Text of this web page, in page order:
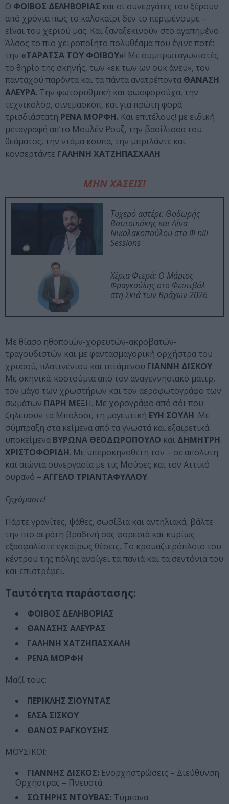
Ο ΦΟΙΒΟΣ ΔΕΛΗΒΟΡΙΑΣ και οι συνεργάτες του ξέρουν
από χρόνια πως το καλοκαίρι δεν το περιμένουμε –
είναι του χεριού μας. Και ξαναξεκινούν στο αγαπημένο
Άλσος το πιο χειροποίητο πολυθέαμα που έγινε ποτέ:
την «ΤΑΡΑΤΣΑ ΤΟΥ ΦΟΙΒΟΥ»! Με συμπρωταγωνιστές
το θηρίο της σκηνής, των «εκ των ων ουκ άνευ», τον
πανταχού παρόντα και τα πάντα ανατρέποντα ΘΑΝΑΣΗ
ΑΛΕΥΡΑ. Την φωτορυθμική και φωσφορούχα, την
τεχνικολόρ, σινεμασκόπ, και για πρώτη φορά
τρισδιάστατη ΡΕΝΑ ΜΟΡΦΗ. Και επιτέλους! με ειδική
μεταγραφή απ’το Μουλέν Ρουζ, την βασίλισσα του
θεάματος, την ντάμα κούπα, την μπριλάντε και
κονσερτάντε ΓΑΛΗΝΗ ΧΑΤΖΗΠΑΣΧΑΛΗ
ΜΗΝ ΧΑΣΕΙΣ!
Τυχερό αστέρι: Θοδωρής
Βουτσικάκης και Λίνα
Νικολακοπούλου στο Φ hill
Sessions
Χέρια Φτερά: Ο Μάριος
Φραγκούλης στο Φεστιβάλ
στη Σκιά των Βράχων 2026
Με θίασο ηθοποιών-χορευτών-ακροβατών-
τραγουδιστών και με φαντασμαγορική ορχήστρα του
χρυσού, πλατινένιου και ιπτάμενου ΓΙΑΝΝΗ ΔΙΣΚΟΥ.
Με σκηνικά-κοστούμια από τον αναγεννησιακό μαιτρ,
τον μάγο των χρωστήρων και τον αεροφωτογράφο των
σωμάτων ΠΑΡΗ ΜΕΞΗ. Με χορογράφο από σόι που
ζηλεύουν τα Μπολσόι, τη μαγευτική ΕΥΗ ΣΟΥΛΗ. Με
σύμπραξη στα κείμενα από τα γνωστά και εξαιρετικά
υποκείμενα ΒΥΡΩΝΑ ΘΕΟΔΩΡΟΠΟΥΛΟ και ΔΗΜΗΤΡΗ
ΧΡΙΣΤΟΦΟΡΙΔΗ. Με υπερσκηνοθέτη τον – σε απόλυτη
και αιώνια συνεργασία με τις Μούσες και τον Αττικό
ουρανό – ΑΓΓΕΛΟ ΤΡΙΑΝΤΑΦΥΛΛΟΥ.
Ερχόμαστε!
Πάρτε γρανίτες, ψάθες, σωσίβια και αντηλιακά, βάλτε
την πιο αεράτη βραδινή σας φορεσιά και κυρίως
εξασφαλίστε εγκαίρως θέσεις. Το κρουαζιερόπλοιο του
κέντρου της πόλης ανοίγει τα πανιά και τα σεντόνια του
και επιστρέφει.
Ταυτότητα παράστασης:
ΦΟΙΒΟΣ ΔΕΛΗΒΟΡΙΑΣ
ΘΑΝΑΣΗΣ ΑΛΕΥΡΑΣ
ΓΑΛΗΝΗ ΧΑΤΖΗΠΑΣΧΑΛΗ
ΡΕΝΑ ΜΟΡΦΗ
Μαζί τους:
ΠΕΡΙΚΛΗΣ ΣΙΟΥΝΤΑΣ
ΕΛΣΑ ΣΙΣΚΟΥ
ΘΑΝΟΣ ΡΑΓΚΟΥΣΗΣ
ΜΟΥΣΙΚΟΙ:
ΓΙΑΝΝΗΣ ΔΙΣΚΟΣ: Ενορχηστρώσεις – Διεύθυνση
Ορχήστρας – Πνευστά
ΣΩΤΗΡΗΣ ΝΤΟΥΒΑΣ: Τύμπανα